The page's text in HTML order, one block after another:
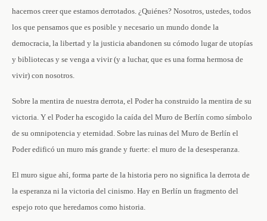
hacernos creer que estamos derrotados. ¿Quiénes? Nosotros, ustedes, todos
los que pensamos que es posible y necesario un mundo donde la
democracia, la libertad y la justicia abandonen su cómodo lugar de utopías
y bibliotecas y se venga a vivir (y a luchar, que es una forma hermosa de
vivir) con nosotros.
Sobre la mentira de nuestra derrota, el Poder ha construido la mentira de su
victoria. Y el Poder ha escogido la caída del Muro de Berlín como símbolo
de su omnipotencia y eternidad. Sobre las ruinas del Muro de Berlín el
Poder edificó un muro más grande y fuerte: el muro de la desesperanza.
El muro sigue ahí, forma parte de la historia pero no significa la derrota de
la esperanza ni la victoria del cinismo. Hay en Berlín un fragmento del
espejo roto que heredamos como historia.